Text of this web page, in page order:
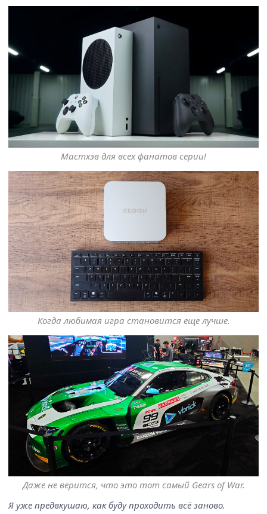
Мастхэв для всех фанатов серии!
Когда любимая игра становится еще лучше.
Даже не верится, что это тот самый Gears of War.
Я уже предвкушаю, как буду проходить всё заново.